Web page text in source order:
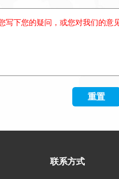
写下您的疑问，或您对我们的意
联系方式